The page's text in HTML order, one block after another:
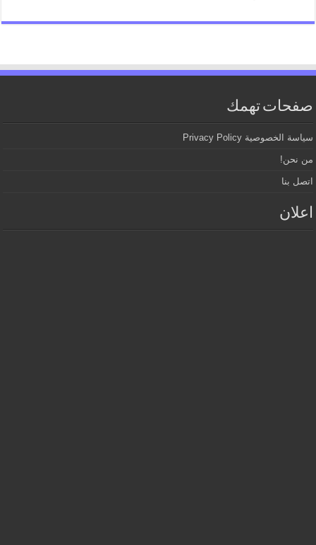
صفحات تهمك
سياسة الخصوصية Privacy Policy
من نحن!
اتصل بنا
اعلان